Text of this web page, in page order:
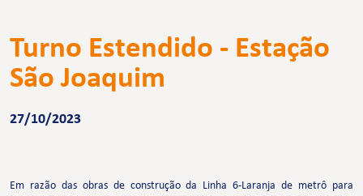
Turno Estendido - Estação
São Joaquim
27/10/2023
Em razão das obras de construção da Linha 6-Laranja de metrô para